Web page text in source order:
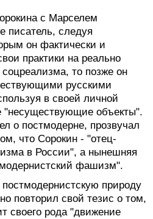
с Марселем
следуя
он фактически и
практики на реально
то позже он
русскими
в своей личной
"несуществующие объекты".
о постмодерне, прозвучал
что Сорокин - "отец-
в России", а нынешняя
фашизм".
природу
повторил свой тезис о том,
своего рода "движение